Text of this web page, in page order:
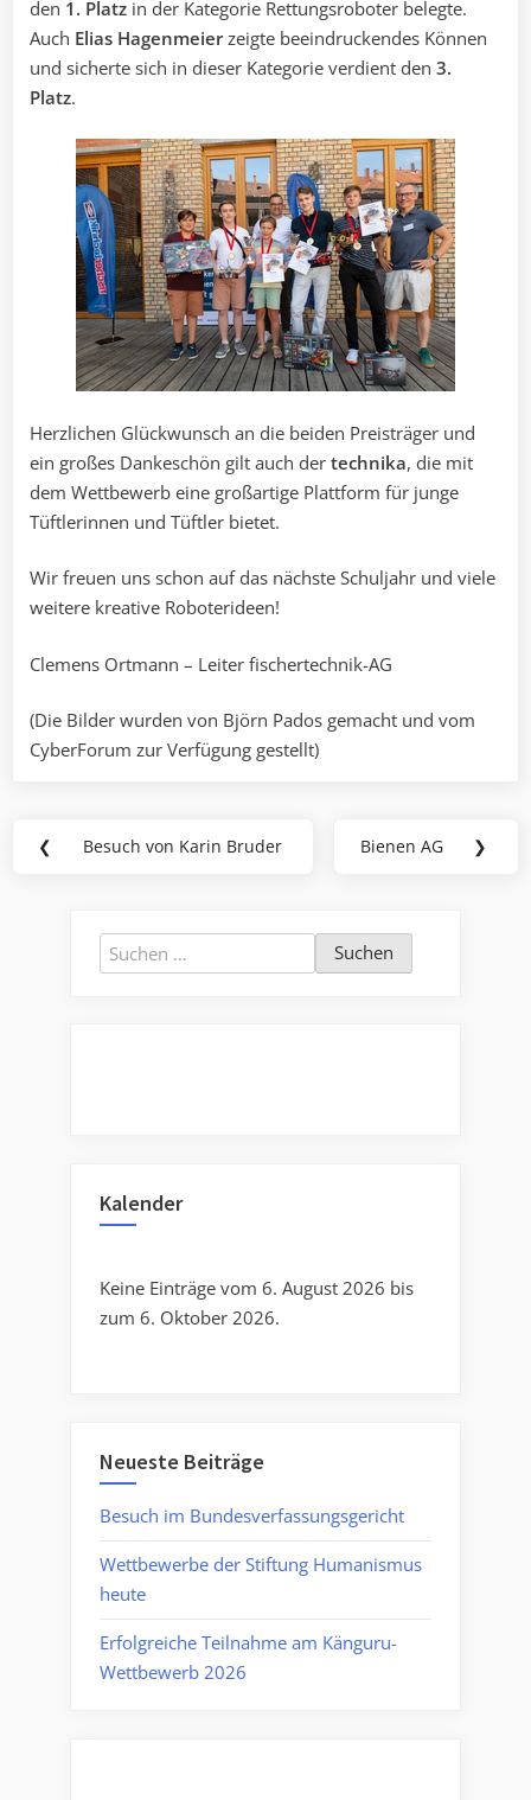
den 1. Platz in der Kategorie Rettungsroboter belegte.
Auch Elias Hagenmeierzeigte beeindruckendes Können
und sicherte sich in dieser Kategorie verdient den 3.
Platz.
Herzlichen Glückwunsch an die beiden Preisträger und
ein großes Dankeschön gilt auch der technika, die mit
dem Wettbewerb eine großartige Plattform für junge
Tüftlerinnen und Tüftler bietet.
Wir freuen uns schon auf das nächste Schuljahr und viele
weitere kreative Roboterideen!
Clemens Ortmann – Leiter fischertechnik-AG
(Die Bilder wurden von Björn Pados gemacht und vom
CyberForum zur Verfügung gestellt)
Beitragsnavigation
❮
Previous
Besuch von Karin Bruder
Next
Bienen AG ❯
Suchen
nach:
Kalender
Keine Einträge vom 6. August 2026 bis
zum 6. Oktober 2026.
Neueste Beiträge
Besuch im Bundesverfassungsgericht
Wettbewerbe der Stiftung Humanismus
heute
Erfolgreiche Teilnahme am Känguru-
Wettbewerb 2026